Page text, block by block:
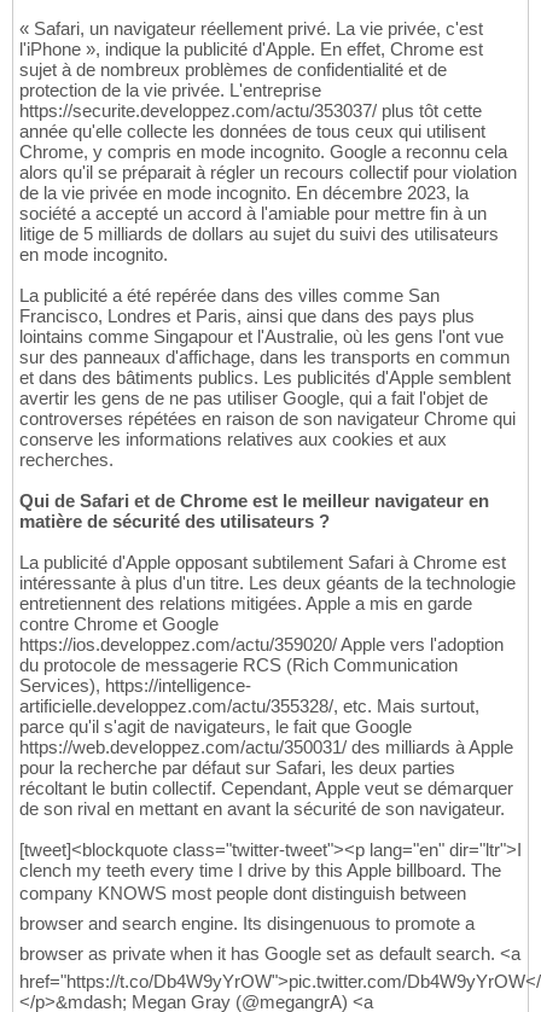
« Safari, un navigateur réellement privé. La vie privée, c'est
l'iPhone », indique la publicité d'Apple. En effet, Chrome est
sujet à de nombreux problèmes de confidentialité et de
protection de la vie privée. L'entreprise
https://securite.developpez.com/actu/353037/ plus tôt cette
année qu'elle collecte les données de tous ceux qui utilisent
Chrome, y compris en mode incognito. Google a reconnu cela
alors qu'il se préparait à régler un recours collectif pour violation
de la vie privée en mode incognito. En décembre 2023, la
société a accepté un accord à l'amiable pour mettre fin à un
litige de 5 milliards de dollars au sujet du suivi des utilisateurs
en mode incognito.
La publicité a été repérée dans des villes comme San
Francisco, Londres et Paris, ainsi que dans des pays plus
lointains comme Singapour et l'Australie, où les gens l'ont vue
sur des panneaux d'affichage, dans les transports en commun
et dans des bâtiments publics. Les publicités d'Apple semblent
avertir les gens de ne pas utiliser Google, qui a fait l'objet de
controverses répétées en raison de son navigateur Chrome qui
conserve les informations relatives aux cookies et aux
recherches.
Qui de Safari et de Chrome est le meilleur navigateur en
matière de sécurité des utilisateurs ?
La publicité d'Apple opposant subtilement Safari à Chrome est
intéressante à plus d'un titre. Les deux géants de la technologie
entretiennent des relations mitigées. Apple a mis en garde
contre Chrome et Google
https://ios.developpez.com/actu/359020/ Apple vers l'adoption
du protocole de messagerie RCS (Rich Communication
Services), https://intelligence-
artificielle.developpez.com/actu/355328/, etc. Mais surtout,
parce qu'il s'agit de navigateurs, le fait que Google
https://web.developpez.com/actu/350031/ des milliards à Apple
pour la recherche par défaut sur Safari, les deux parties
récoltant le butin collectif. Cependant, Apple veut se démarquer
de son rival en mettant en avant la sécurité de son navigateur.
[tweet]<blockquote class="twitter-tweet"><p lang="en" dir="ltr">I
clench my teeth every time I drive by this Apple billboard. The
company KNOWS most people dont distinguish between
browser and search engine. Its disingenuous to promote a
browser as private when it has Google set as default search. <a
href="https://t.co/Db4W9yYrOW">pic.twitter.com/
</p>&mdash; Megan Gray (@megangrA) <a